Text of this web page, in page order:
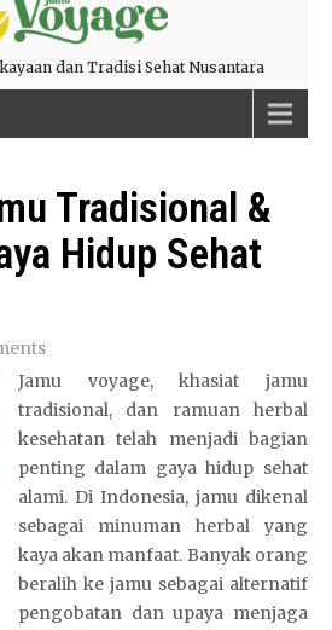
dan Tradisi Sehat Nusantara
Tradisional &
Hidup Sehat
Jamu voyage, khasiat jamu
tradisional, dan ramuan herbal
kesehatan telah menjadi bagian
penting dalam gaya hidup sehat
alami. Di Indonesia, jamu dikenal
sebagai minuman herbal yang
kaya akan manfaat. Banyak orang
beralih ke jamu sebagai alternatif
pengobatan dan upaya menjaga